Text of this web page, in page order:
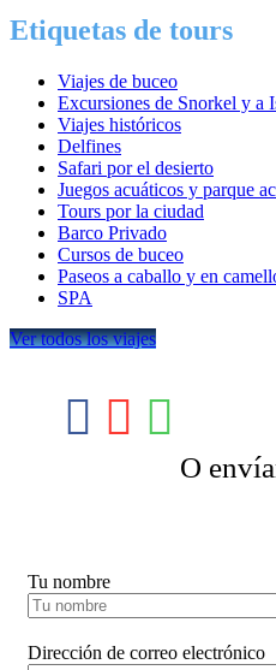
Etiquetas de tours
Viajes de buceo
Excursiones de Snorkel y a
Viajes históricos
Delfines
Safari por el desierto
Juegos acuáticos y parque
Tours por la ciudad
Barco Privado
Cursos de buceo
Paseos a caballo y en
SPA
Ver todos los viajes
O
Tu nombre
Dirección de correo electrónico